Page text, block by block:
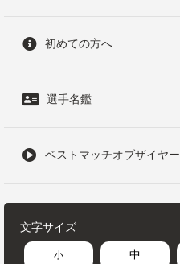
初めての方へ
選手名鑑
ベストマッチオブザイヤー
文字サイズ
小 中